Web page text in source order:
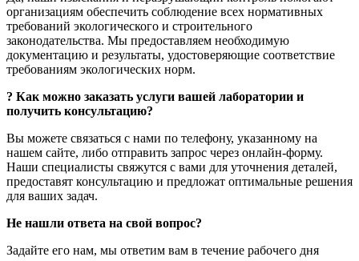
организациям обеспечить соблюдение всех нормативных
требований экологического и строительного
законодательства. Мы предоставляем необходимую
документацию и результаты, удостоверяющие соответствие
требованиям экологических норм.
? Как можно заказать услуги вашей лаборатории и
получить консультацию?
Вы можете связаться с нами по телефону, указанному на
нашем сайте, либо отправить запрос через онлайн-форму.
Наши специалисты свяжутся с вами для уточнения деталей,
предоставят консультацию и предложат оптимальные решения
для ваших задач.
Не нашли ответа на свой вопрос?
Задайте его нам, мы ответим вам в течение рабочего дня